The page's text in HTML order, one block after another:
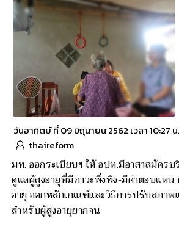
วันอาทิตย์ ที่ 09 มิถุนายน 2562 เวลา 10:27 น.
thaireform
มท. ออกระเบียบฯ ให้ อปท.มีอาสาสมัคร
ดูแลผู้สูงอายุที่มีภาวะพึ่งพิง-มีค่าตอบแท
อายุ ออกหลักเกณฑ์และวิธีการปรับสภาพ
สำหรับผู้สูงอายุยากจน